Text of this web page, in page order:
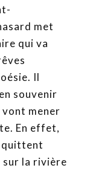
met
qui va
Il
souvenir
vont mener
En effet,
quittent
sur la rivière